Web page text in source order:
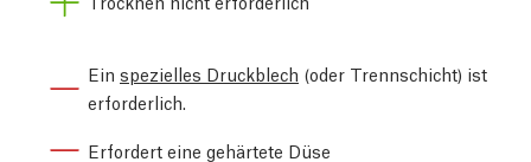
Ein spezielles Druckblech (oder Trennschicht) ist
erforderlich.
Erfordert eine gehärtete Düse